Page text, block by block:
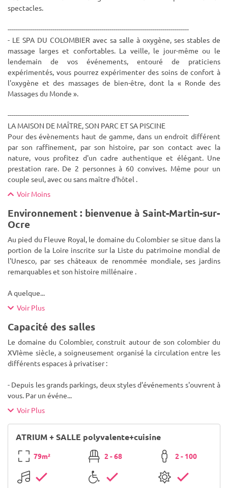
spectacles.
-----------------------------------------------------------------------------------------
- LE SPA DU COLOMBIER avec sa salle à oxygène, ses stables de
massage larges et confortables. La veille, le jour-même ou le
lendemain de vos événements, entouré de praticiens
expérimentés, vous pourrez expérimenter des soins de confort à
l'oxygène et des massages de bien-être, dont la « Ronde des
Massages du Monde ».
-----------------------------------------------------------------------------------------
LA MAISON DE MAÎTRE, SON PARC ET SA PISCINE
Pour des évènements haut de gamme, dans un endroit différent
par son raffinement, par son histoire, par son contact avec la
nature, vous profitez d'un cadre authentique et élégant. Une
prestation rare. De 2 personnes à 60 convives. Même pour un
couple seul, avec ou sans maître d'hôtel .
Voir Moins
Environnement : bienvenue à Saint-Martin-sur-
Ocre
Au pied du Fleuve Royal, le domaine du Colombier se situe dans la
portion de la Loire inscrite sur la Liste du patrimoine mondial de
l'Unesco, par ses châteaux de renommée mondiale, ses jardins
remarquables et son histoire millénaire .
A quelque...
Voir Plus
Capacité des salles
Le domaine du Colombier, construit autour de son colombier du
XVIème siècle, a soigneusement organisé la circulation entre les
différents espaces à privatiser :
- Depuis les grands parkings, deux styles d'événements s'ouvrent à
vous. Par un événe...
Voir Plus
ATRIUM + SALLE polyvalente+cuisine
79m² 2 - 68 2 - 100